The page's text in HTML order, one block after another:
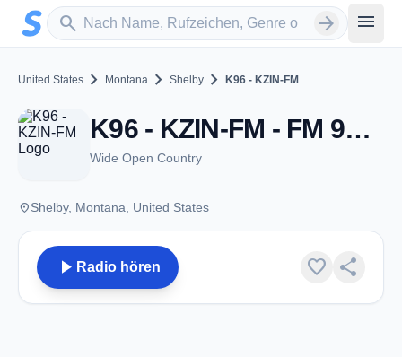
Zum Hauptinhalt springen
search
Sender suchen arrow_forward menu
United States chevron_right Montana chevron_right Shelby chevron_right K96 - KZIN-FM
K96 - KZIN-FM - FM 96.7 - Shelby, MT
Wide Open Country
placeShelby, Montana, United States
play_arrow Radio hören favorite share